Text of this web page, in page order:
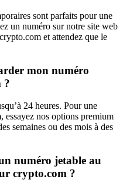
sont parfaits pour une
un numéro sur notre site web
et attendez que le
mon numéro
?
24 heures. Pour une
nos options premium
semaines ou des mois à des
numéro jetable au
crypto.com ?